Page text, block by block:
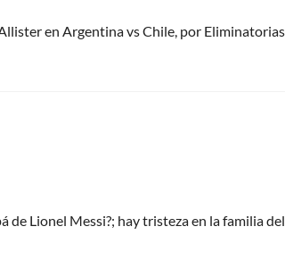
en Argentina vs Chile, por Eliminatorias
de Lionel Messi?; hay tristeza en la familia